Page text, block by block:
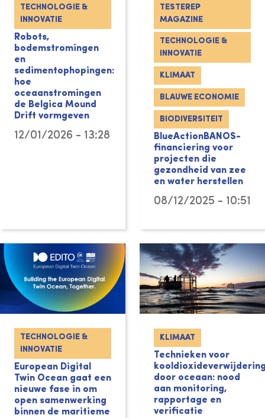
TECHNOLOGIE &
INNOVATIE
Robots,
bodemstromingen
en
sedimentophopingen:
hoe
oceaanstromingen
de Belgica Mound
Drift vormgeven
12/01/2026 - 13:28
TESTEREP
MAGAZINE
TECHNOLOGIE &
INNOVATIE
KLIMAAT
BLAUWE ECONOMIE
BIODIVERSITEIT
BlueActionBANOS-
financiering voor
projecten die
gezondheid van zee
en water herstellen
08/12/2025 - 10:51
TECHNOLOGIE &
INNOVATIE
European Digital
Twin Ocean gaat een
nieuwe fase in om
open samenwerking
binnen de maritieme
KLIMAAT
Technieken voor
door oceaan: nood
aan monitoring,
rapportage en
verificatie